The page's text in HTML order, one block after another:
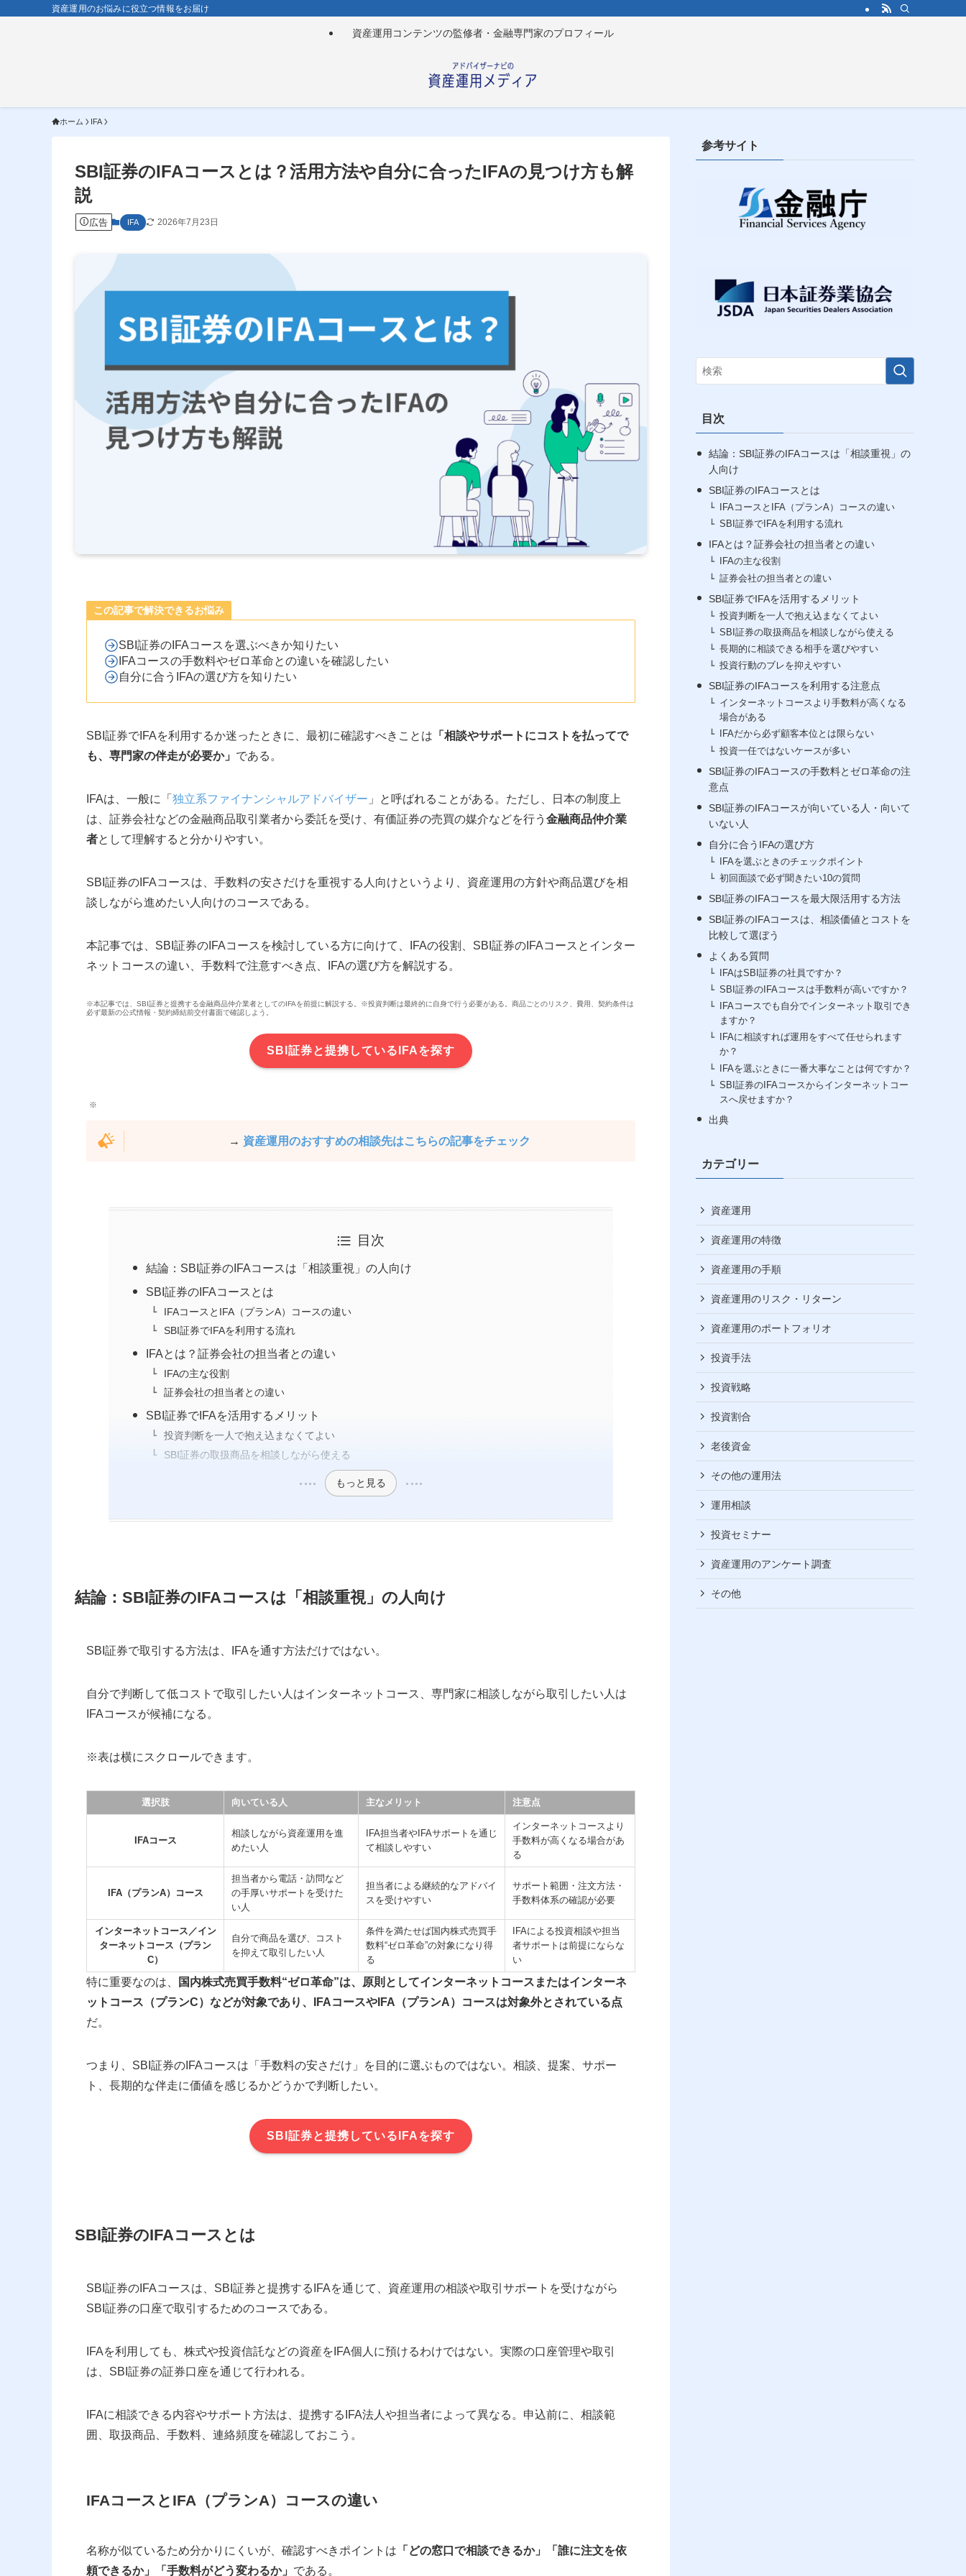
資産運用のお悩みに役立つ情報をお届け
資産運用コンテンツの監修者・金融専門家のプロフィール
ホーム IFA
SBI証券のIFAコースとは？活用方法や自分に合ったIFAの見つけ方も解
説
広告 IFA 2026年7月23日
この記事で解決できるお悩み
SBI証券のIFAコースを選ぶべきか知りたい
IFAコースの手数料やゼロ革命との違いを確認したい
自分に合うIFAの選び方を知りたい
SBI証券でIFAを利用するか迷ったときに、最初に確認すべきことは 「相談やサポートにコストを払ってで
も、専門家の伴走が必要か」 である。
IFAは、一般に「 独立系ファイナンシャルアドバイザー 」と呼ばれることがある。ただし、日本の制度上
は、証券会社などの金融商品取引業者から委託を受け、有価証券の売買の媒介などを行う 金融商品仲介業
者として理解すると分かりやすい。
SBI証券のIFAコースは、手数料の安さだけを重視する人向けというより、資産運用の方針や商品選びを相
談しながら進めたい人向けのコースである。
本記事では、SBI証券のIFAコースを検討している方に向けて、IFAの役割、SBI証券のIFAコースとインター
ネットコースの違い、手数料で注意すべき点、IFAの選び方を解説する。
※本記事では、SBI証券と提携する金融商品仲介業者としてのIFAを前提に解説する。※投資判断は最終的に自身で行う必要がある。商品ごとのリスク、費用、契約条件は
必ず最新の公式情報・契約締結前交付書面で確認しよう。
SBI証券と提携しているIFAを探す
→ 資産運用のおすすめの相談先はこちらの記事をチェック
目次
結論：SBI証券のIFAコースは「相談重視」の人向け
SBI証券のIFAコースとは
IFAコースとIFA（プランA）コースの違い
SBI証券でIFAを利用する流れ
IFAとは？証券会社の担当者との違い
IFAの主な役割
証券会社の担当者との違い
SBI証券でIFAを活用するメリット
投資判断を一人で抱え込まなくてよい
SBI証券の取扱商品を相談しながら使える
もっと見る
結論：SBI証券のIFAコースは「相談重視」の人向け
SBI証券で取引する方法は、IFAを通す方法だけではない。
自分で判断して低コストで取引したい人はインターネットコース、専門家に相談しながら取引したい人は
IFAコースが候補になる。
※表は横にスクロールできます。
選択肢 向いている人 主なメリット 注意点
IFAコース
相談しながら資産運用を進
めたい人
IFA担当者やIFAサポートを通じ
て相談しやすい
インターネットコースより
手数料が高くなる場合があ
る
IFA（プランA）コース
担当者から電話・訪問など
の手厚いサポートを受けた
い人
担当者による継続的なアドバイ
スを受けやすい
サポート範囲・注文方法・
手数料体系の確認が必要
インターネットコース／イン
ターネットコース（プラン
C）
自分で商品を選び、コスト
を抑えて取引したい人
条件を満たせば国内株式売買手
数料“ゼロ革命”の対象になり得
る
IFAによる投資相談や担当
者サポートは前提にならな
い
特に重要なのは、
国内株式売買手数料“ゼロ革命”は、原則としてインターネットコースまたはインターネ
ットコース（プランC）などが対象であり、IFAコースやIFA（プランA）コースは対象外とされている点
だ。
つまり、SBI証券のIFAコースは「手数料の安さだけ」を目的に選ぶものではない。相談、提案、サポー
ト、長期的な伴走に価値を感じるかどうかで判断したい。
SBI証券と提携しているIFAを探す
SBI証券のIFAコースとは
SBI証券のIFAコースは、SBI証券と提携するIFAを通じて、資産運用の相談や取引サポートを受けながら
SBI証券の口座で取引するためのコースである。
IFAを利用しても、株式や投資信託などの資産をIFA個人に預けるわけではない。実際の口座管理や取引
は、SBI証券の証券口座を通じて行われる。
IFAに相談できる内容やサポート方法は、提携するIFA法人や担当者によって異なる。申込前に、相談範
囲、取扱商品、手数料、連絡頻度を確認しておこう。
IFAコースとIFA（プランA）コースの違い
名称が似ているため分かりにくいが、確認すべきポイントは 「どの窓口で相談できるか」「誰に注文を依
頼できるか」「手数料がどう変わるか」 である。
参考サイト
目次
結論：SBI証券のIFAコースは「相談重視」の
人向け
SBI証券のIFAコースとは
IFAコースとIFA（プランA）コースの違い
SBI証券でIFAを利用する流れ
IFAとは？証券会社の担当者との違い
IFAの主な役割
証券会社の担当者との違い
SBI証券でIFAを活用するメリット
投資判断を一人で抱え込まなくてよい
SBI証券の取扱商品を相談しながら使える
長期的に相談できる相手を選びやすい
投資行動のブレを抑えやすい
SBI証券のIFAコースを利用する注意点
インターネットコースより手数料が高くなる
場合がある
IFAだから必ず顧客本位とは限らない
投資一任ではないケースが多い
SBI証券のIFAコースの手数料とゼロ革命の注
意点
SBI証券のIFAコースが向いている人・向いて
いない人
自分に合うIFAの選び方
IFAを選ぶときのチェックポイント
初回面談で必ず聞きたい10の質問
SBI証券のIFAコースを最大限活用する方法
SBI証券のIFAコースは、相談価値とコストを
比較して選ぼう
よくある質問
IFAはSBI証券の社員ですか？
SBI証券のIFAコースは手数料が高いですか？
IFAコースでも自分でインターネット取引でき
ますか？
IFAに相談すれば運用をすべて任せられます
か？
IFAを選ぶときに一番大事なことは何ですか？
SBI証券のIFAコースからインターネットコー
スへ戻せますか？
出典
カテゴリー
資産運用
資産運用の特徴
資産運用の手順
資産運用のリスク・リターン
資産運用のポートフォリオ
投資手法
投資戦略
投資割合
老後資金
その他の運用法
運用相談
投資セミナー
資産運用のアンケート調査
その他